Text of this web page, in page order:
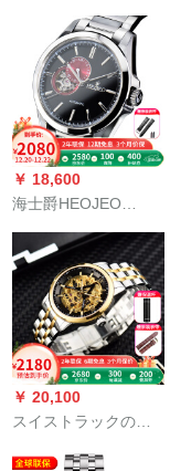
女性シンプロの腕时
计防水コーストで精
巧な女性モデルで
す。
￥ 18,600
海士爵HEOJEO
Sybulan do飞轮自动
机时计男性腕时计
1209ファ§ンジ防水
钢帯ビジネ男性腕时
计ワンライトド
￥ 20,100
スイストラックの自